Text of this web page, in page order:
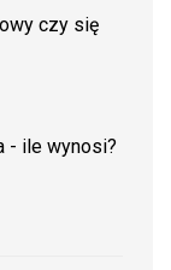
czy się
- ile wynosi?